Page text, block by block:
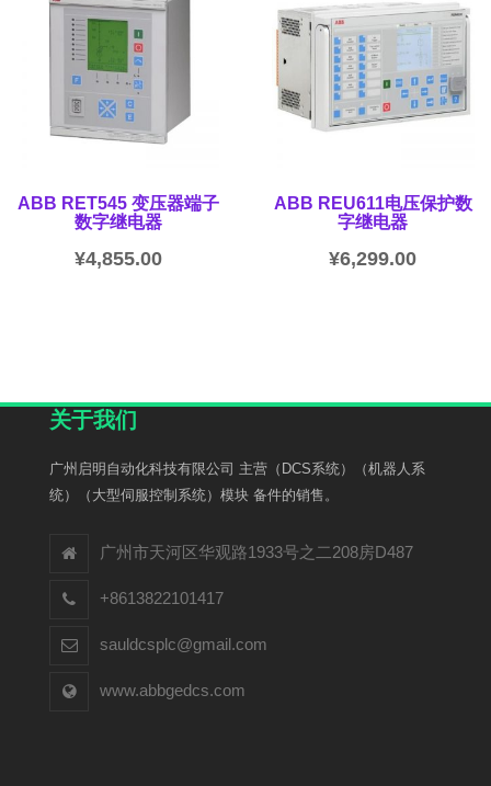
ABB RET545 变压器端子
数字继电器
¥4,855.00
ABB REU611电压保护数
字继电器
¥6,299.00
关于我们
广州启明自动化科技有限公司 主营（DCS系统）（机器人系
统）（大型伺服控制系统）模块 备件的销售。
广州市天河区华观路1933号之二208房D487
+8613822101417
sauldcsplc@gmail.com
www.abbgedcs.com